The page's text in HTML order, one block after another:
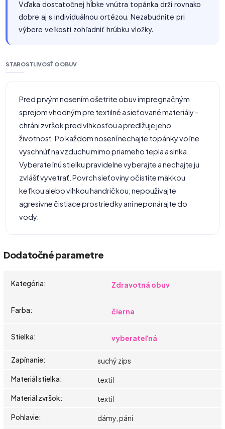
Vďaka dostatočnej hĺbke vnútra topánka drží rovnako
dobre aj s individuálnou ortézou. Nezabudnite pri
výbere veľkosti zohľadniť hrúbku vložky.
STAROSTLIVOSŤ O OBUV
Pred prvým nosením ošetrite obuv impregnačným
sprejom vhodným pre textilné a sieťované materiály –
chráni zvršok pred vlhkosťou a predlžuje jeho
životnosť. Po každom nosení nechajte topánky voľne
vyschnúť na vzduchu mimo priameho tepla a slnka.
Vyberateľnú stielku pravidelne vyberajte a nechajte ju
zvlášť vyvetrať. Povrch sieťoviny očistite mäkkou
kefkou alebo vlhkou handričkou; nepoužívajte
agresívne čistiace prostriedky ani neponárajte do
vody.
Dodatočné parametre
Kategória: Zdravotná obuv
Farba: čierna
Stielka: vyberateľná
Zapínanie:
suchý zips
Materiál stielka:
textil
Materiál zvršok:
textil
Pohlavie:
dámy, páni